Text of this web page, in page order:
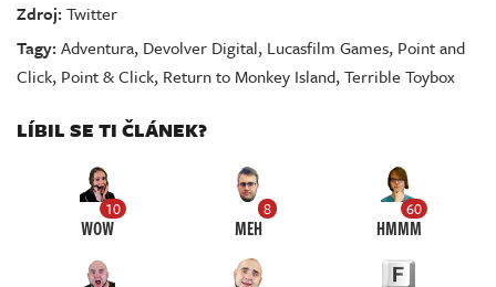
Zdroj:Twitter
Tagy:Adventura, Devolver Digital, Lucasfilm Games, Point and
Click, Point & Click, Return to Monkey Island,Terrible Toybox
LÍBIL SE TI ČLÁNEK?
10
WOW
8
MEH
60
HMMM